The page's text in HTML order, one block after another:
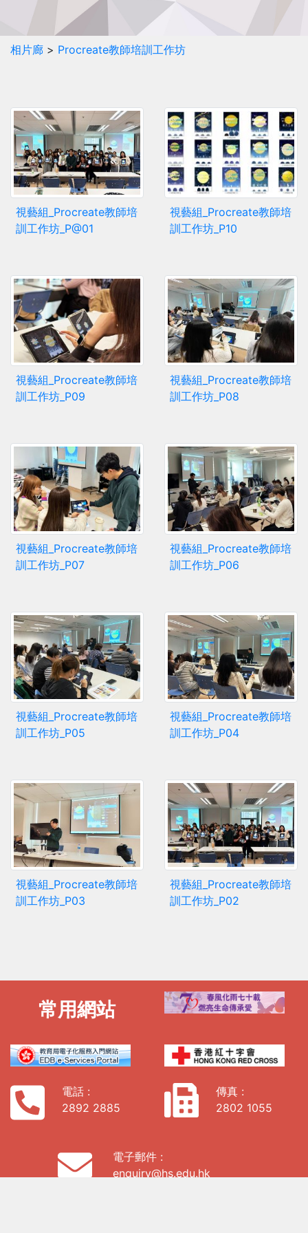
相片廊 > Procreate教師培訓工作坊
視藝組_Procreate教師培
訓工作坊_P@01
視藝組_Procreate教師培
訓工作坊_P10
視藝組_Procreate教師培
訓工作坊_P09
視藝組_Procreate教師培
訓工作坊_P08
視藝組_Procreate教師培
訓工作坊_P07
視藝組_Procreate教師培
訓工作坊_P06
視藝組_Procreate教師培
訓工作坊_P05
視藝組_Procreate教師培
訓工作坊_P04
視藝組_Procreate教師培
訓工作坊_P03
視藝組_Procreate教師培
訓工作坊_P02
常用網站
電話 :
2892 2885
傳真 :
2802 1055
電子郵件 :
enquiry@hs.edu.hk